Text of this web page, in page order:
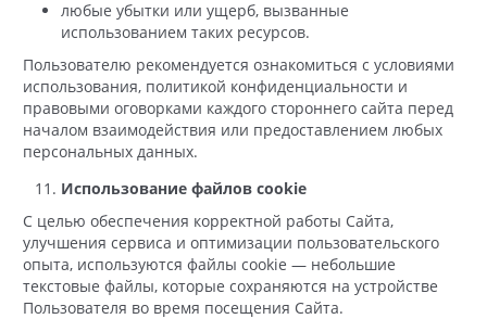
любые убытки или ущерб, вызванные
использованием таких ресурсов.
Пользователю рекомендуется ознакомиться с условиями
использования, политикой конфиденциальности и
правовыми оговорками каждого стороннего сайта перед
началом взаимодействия или предоставлением любых
персональных данных.
Использование файлов cookie
С целью обеспечения корректной работы Сайта,
улучшения сервиса и оптимизации пользовательского
опыта, используются файлы cookie — небольшие
текстовые файлы, которые сохраняются на устройстве
Пользователя во время посещения Сайта.